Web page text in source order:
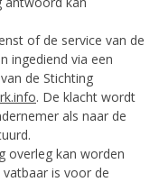
of de service van de
ingediend via een
de Stichting
. De klacht wordt
als naar de
overleg kan worden
is voor de